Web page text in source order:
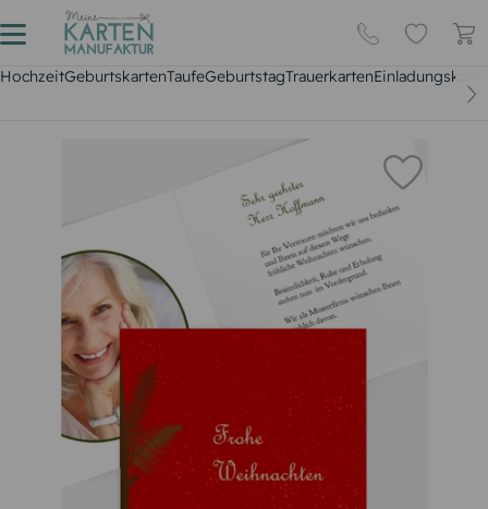
HochzeitGeburtskartenTaufeGeburtstagTrauerkarten